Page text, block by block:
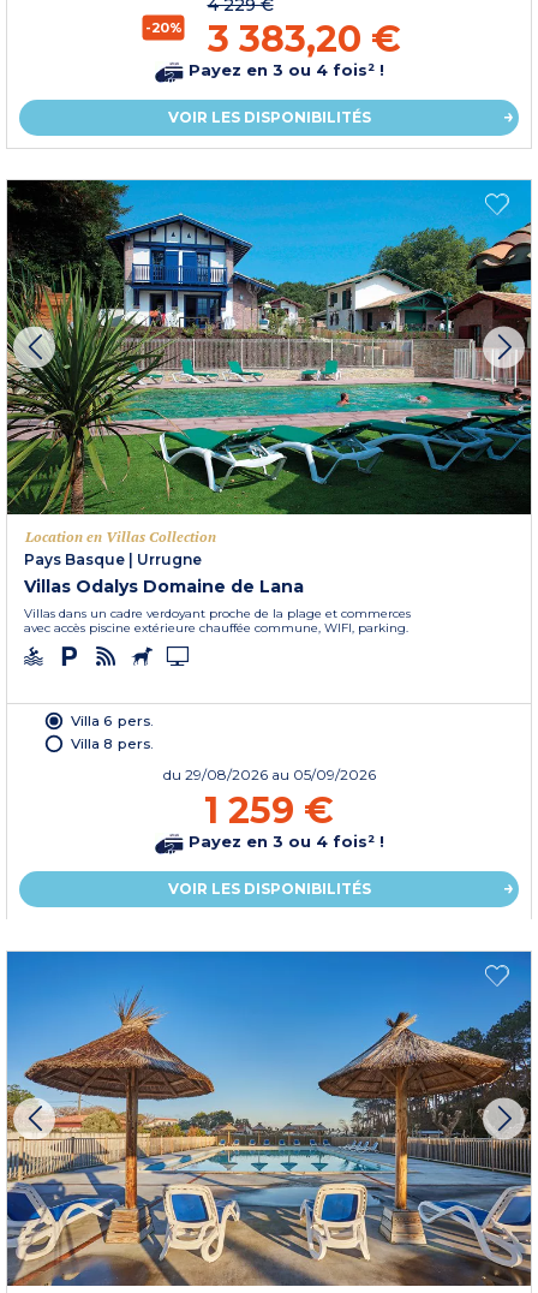
-20%
4 229 €
3 383,20 €
Payez en 3 ou 4 fois² !
VOIR LES DISPONIBILITÉS
Location en Villas Collection
Pays Basque | Urrugne
Villas Odalys Domaine de Lana
Villas dans un cadre verdoyant proche de la plage et commerces
avec accès piscine extérieure chauffée commune, WIFI, parking.
Villa 6 pers.
Villa 8 pers.
du 29/08/2026 au 05/09/2026
1 259 €
Payez en 3 ou 4 fois² !
VOIR LES DISPONIBILITÉS